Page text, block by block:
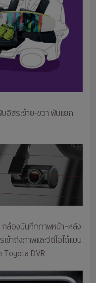
บอิสระซ้าย-ขวา พับแยก
ล้องบันทึกภาพหน้า–หลัง
าถึงภาพและวีดีโอได้แบบ
Toyota DVR